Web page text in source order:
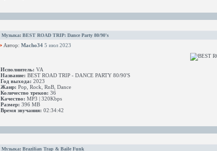
Музыка: BEST ROAD TRIP: Dance Party 80/90's
Автор: Macho34 5 июл 2023
Исполнитель: VA
Название: BEST ROAD TRIP - DANCE PARTY 80/90'S
Год выхода: 2023
Жанр: Pop, Rock, RnB, Dance
Количество треков: 36
Качество: MP3 | 320Kbps
Размер: 396 MB
Время звучания: 02:34:42
Музыка: Brazilian Trap & Baile Funk